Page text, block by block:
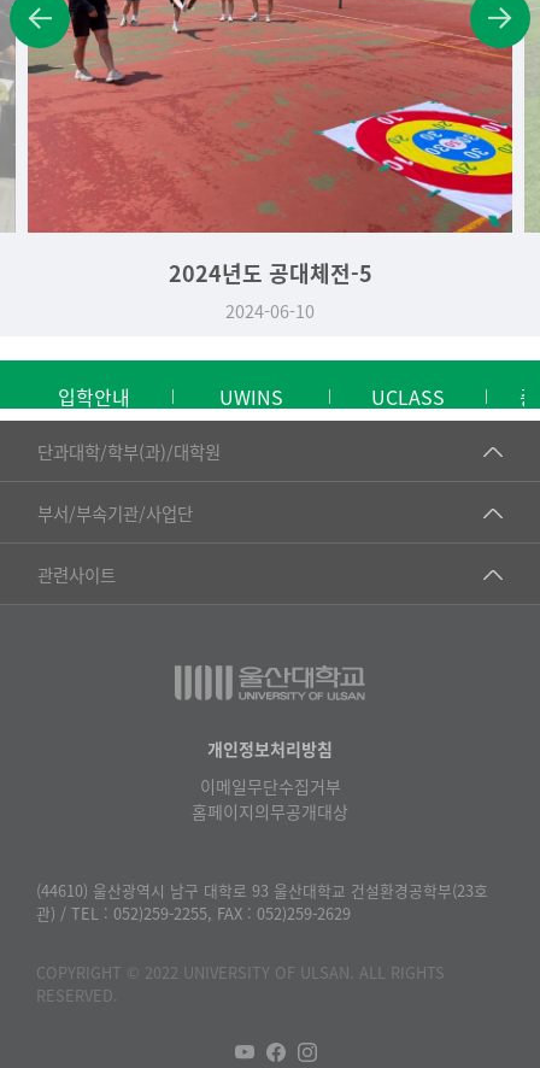
2024년도 공대체전-4
2024-06-10
입학안내 UWINS UCLASS
단과대학/학부(과)/대학원
■인문대학
▷국어국문학부
▷일본어·일본학과
▷프랑스어·프랑스학과
▷사회과학부
ㆍ행정학전공
부서/부속기관/사업단
공동기기센터
공학교육혁신센터
물리BK 미래혁신응집물질물리인재교육연구단
미래기술혁신융합형인재양성센터
반구대암각화유적보존연구소
보육교사교육원
산학연협력선도대학육성사업(LINC3.0)사업단
관련사이트
건강가정지원센터
교수협의회
온라인 기술거래 플랫폼
울산대학교 총동문회
캠퍼스안전관리
개인정보처리방침
이메일무단수집거부
홈페이지의무공개대상
(44610) 울산광역시 남구 대학로 93 울산대학교 건설환경공학부(23호
관) / TEL : 052)259-2255, FAX : 052)259-2629
COPYRIGHT © 2022 UNIVERSITY OF ULSAN. ALL RIGHTS
RESERVED.